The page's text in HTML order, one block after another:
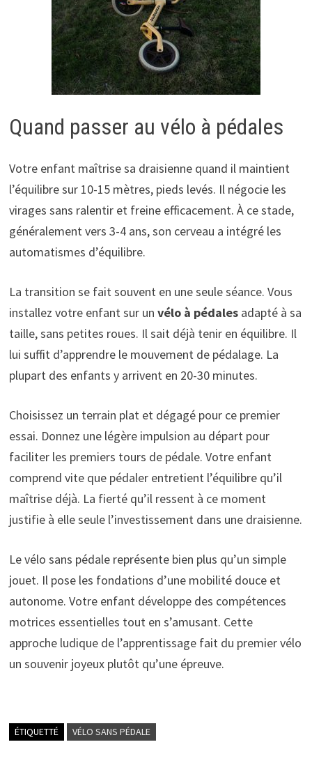
Quand passer au vélo à pédales
Votre enfant maîtrise sa draisienne quand il maintient
l’équilibre sur 10-15 mètres, pieds levés. Il négocie les
virages sans ralentir et freine efficacement. À ce stade,
généralement vers 3-4 ans, son cerveau a intégré les
automatismes d’équilibre.
La transition se fait souvent en une seule séance. Vous
installez votre enfant sur un vélo à pédalesadapté à sa
taille, sans petites roues. Il sait déjà tenir en équilibre. Il
lui suffit d’apprendre le mouvement de pédalage. La
plupart des enfants y arrivent en 20-30 minutes.
Choisissez un terrain plat et dégagé pour ce premier
essai. Donnez une légère impulsion au départ pour
faciliter les premiers tours de pédale. Votre enfant
comprend vite que pédaler entretient l’équilibre qu’il
maîtrise déjà. La fierté qu’il ressent à ce moment
justifie à elle seule l’investissement dans une draisienne.
Le vélo sans pédale représente bien plus qu’un simple
jouet. Il pose les fondations d’une mobilité douce et
autonome. Votre enfant développe des compétences
motrices essentielles tout en s’amusant. Cette
approche ludique de l’apprentissage fait du premier vélo
un souvenir joyeux plutôt qu’une épreuve.
ÉTIQUETTÉ VÉLO SANS PÉDALE